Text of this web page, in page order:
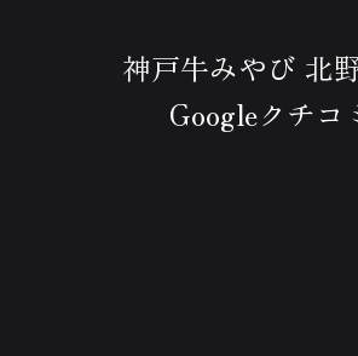
神戸牛みやび 北
Googleクチコ